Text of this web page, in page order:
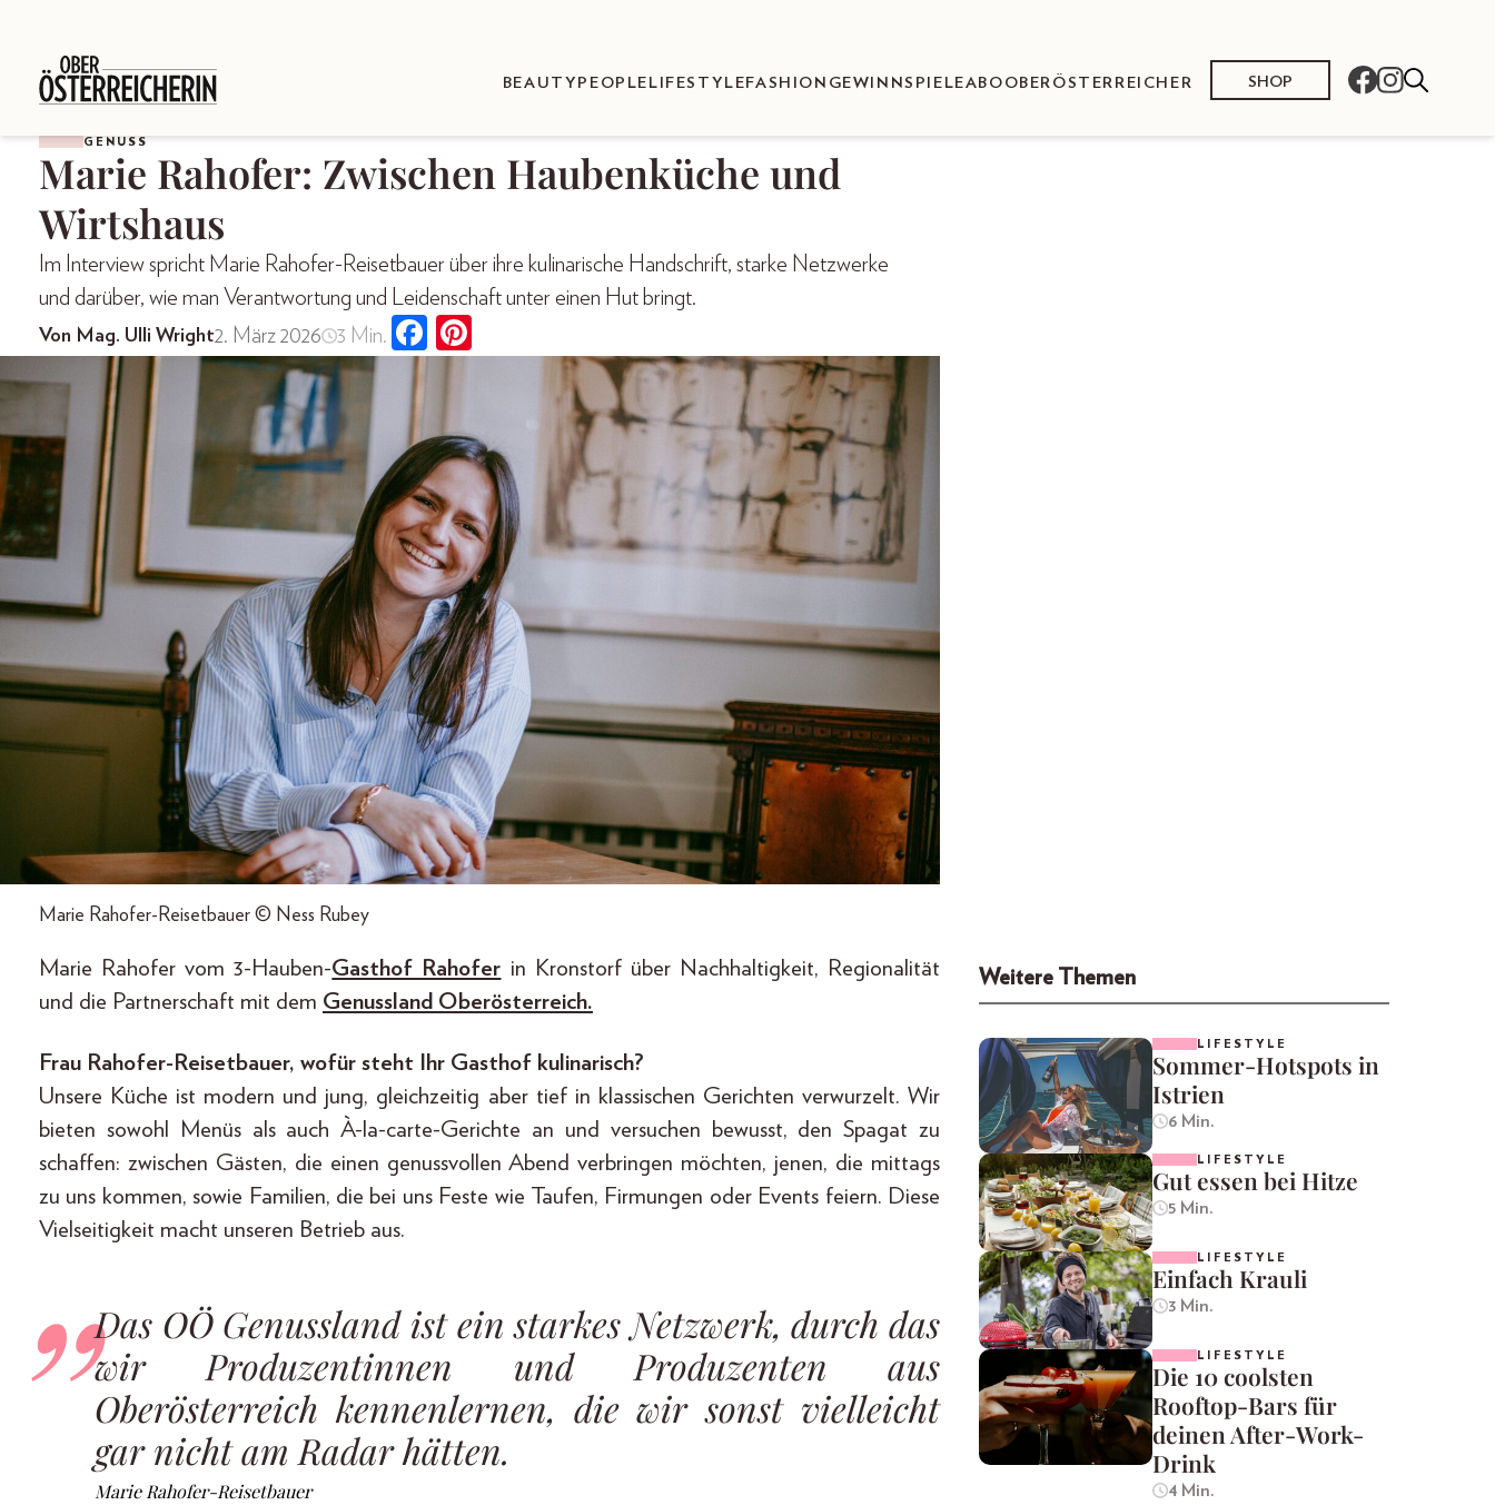
BEAUTY PEOPLE LIFESTYLEFASHION GEWINNSPIELEABO OBERÖSTERREICHER SHOP
GENUSS
Marie Rahofer: Zwischen Haubenküche und
Wirtshaus
Im Interview spricht Marie Rahofer-Reisetbauer über ihre kulinarische Handschrift, starke Netzwerke
und darüber, wie man Verantwortung und Leidenschaft unter einen Hut bringt.
Von Mag. Ulli Wright2. März 2026 3 Min.
Marie Rahofer-Reisetbauer © Ness Rubey
Marie Rahofer vom 3-Hauben-Gasthof Rahofer in Kronstorf über Nachhaltigkeit, Regionalität
und die Partnerschaft mit dem Genussland Oberösterreich.
Frau Rahofer-Reisetbauer, wofür steht Ihr Gasthof kulinarisch?
Unsere Küche ist modern und jung, gleichzeitig aber tief in klassischen Gerichten verwurzelt. Wir
bieten sowohl Menüs als auch À-la-carte-Gerichte an und versuchen bewusst, den Spagat zu
schaffen: zwischen Gästen, die einen genussvollen Abend verbringen möchten, jenen, die mittags
zu uns kommen, sowie Familien, die bei uns Feste wie Taufen, Firmungen oder Events feiern. Diese
Vielseitigkeit macht unseren Betrieb aus.
Das OÖ Genussland ist ein starkes Netzwerk, durch das
wir Produzentinnen und Produzenten aus
Oberösterreich kennenlernen, die wir sonst vielleicht
gar nicht am Radar hätten.
Marie Rahofer-Reisetbauer
Weitere Themen
LIFESTYLE
Sommer-Hotspots in
Istrien
6 Min.
LIFESTYLE
Gut essen bei Hitze
5 Min.
LIFESTYLE
Einfach Krauli
3 Min.
LIFESTYLE
Die 10 coolsten
Rooftop-Bars für
deinen After-Work-
Drink
4 Min.